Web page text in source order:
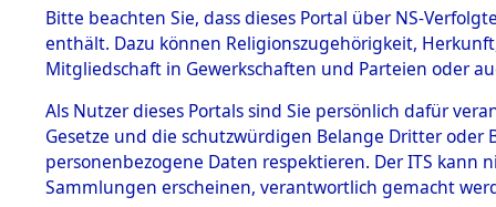
BESTÄNDE
1.
mente
5. Verschiedenes
5.3
Todesmärsche
Listen
0075
Bitte beachten Sie, dass dieses Portal über NS-
enthält. Dazu können Religionszugehörigkeit,
Mitgliedschaft in Gewerkschaften und Parteien oder
Als Nutzer dieses Portals sind Sie persönlich dafür
Gesetze und die schutzwürdigen Belange Dritter
personenbezogene Daten respektieren. Der ITS
Sammlungen erscheinen, verantwortlich gemacht